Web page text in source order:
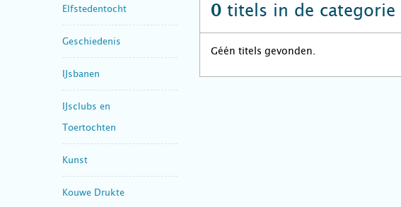
Elfstedentocht
Geschiedenis
IJsbanen
IJsclubs en
Toertochten
Kunst
Kouwe Drukte
0 titels in de categorie
Géén titels gevonden.